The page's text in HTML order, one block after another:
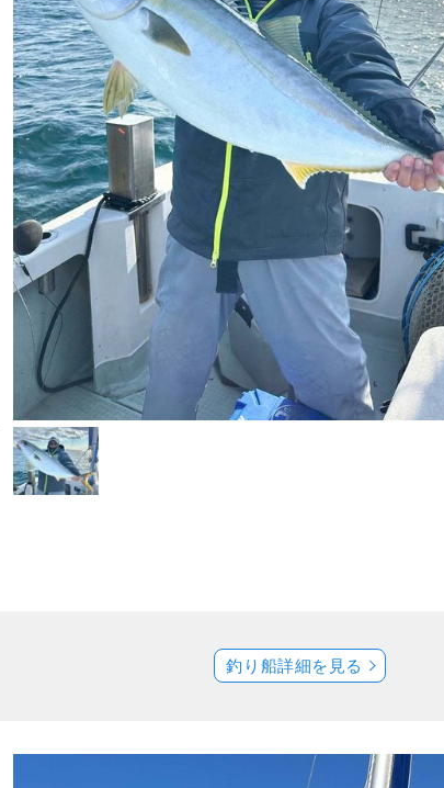
釣り船詳細を見る